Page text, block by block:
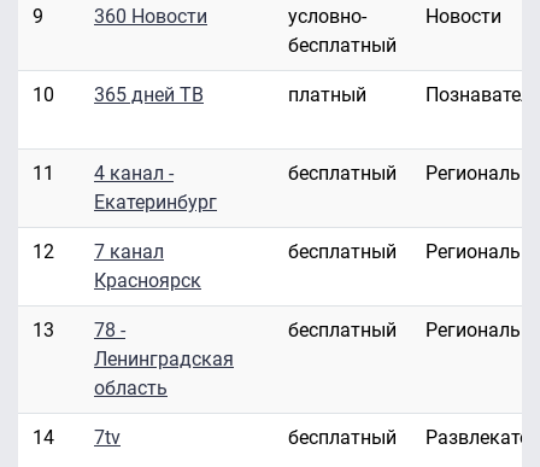
9 360 Новости
условно-
бесплатный
Новости
10 365 дней ТВ платный
11
4 канал -
Екатеринбург
бесплатный
12
7 канал
Красноярск
бесплатный
13
78 -
Ленинградская
область
бесплатный
14 7tv бесплатный